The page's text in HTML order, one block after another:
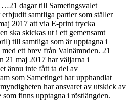
…21 dagar till Sametingsvalet
samtliga partier som ställer
2017 att via E-print trycka
ska skickas ut i ett gemensamt
till samtliga som är upptagna i
ett brev från Valnämnden. 21
21 maj 2017 har väljarna i
ännu inte fått ta del av
som Sametinget har upphandlat
har ansvaret av utskick av
finns upptagna i röstlängden.